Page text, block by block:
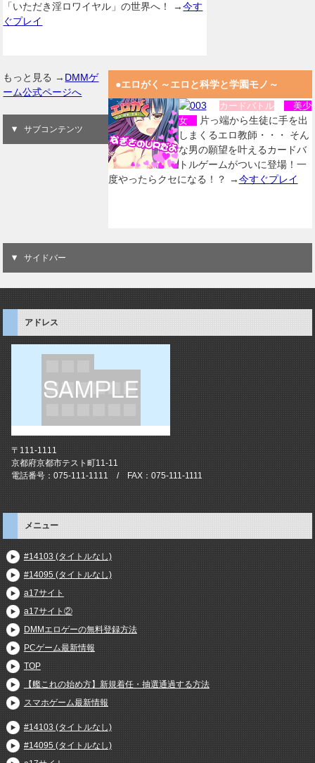
「いただき淫ロワイヤル」の世界へ！ →今す
ぐプレイ
●エロがく～エロと科学と学園モノ～
カードバトル
美少
女
片っ端から生徒に手を出
しまくるエロ教師・・・ そん
な男の願望を叶えるカードバ
トルゲームがついに登場！一
度やったらクセになる！？ →今すぐプレイ
もっと見る → DMMゲ
ーム公式ページへ
サブコンテンツ
サイドバー
アドレス
〒111-1111
京都府京都市テスト町11-11
電話番号：075-111-1111 / FAX：075-111-1111
メニュー
#14103 (タイトルなし)
#14095 (タイトルなし)
a17サイト
a17サイト②
DMMエロゲーの無料登録方法
PCゲーム最新情報
TOP
【艦これの始め方】新規着任・抽選通過する方法
スマホゲーム最新情報
#14103 (タイトルなし)
#14095 (タイトルなし)